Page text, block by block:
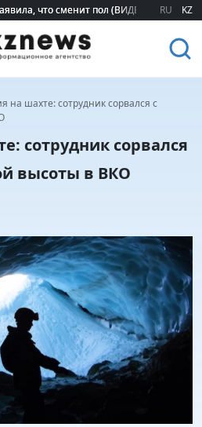
что сменит пол (ВИДЕО)
что сменит пол (ВИДЕО) RU KZ
на шахте: сотрудник сорвался с
сотрудник сорвался
высоты в ВКО